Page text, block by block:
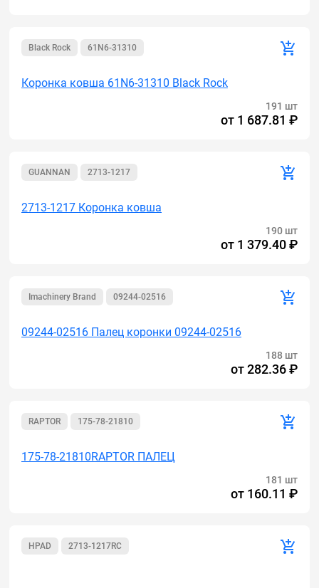
Black Rock 61N6-31310
Коронка ковша 61N6-31310 Black Rock
191 шт
от 1 687.81 ₽
GUANNAN 2713-1217
2713-1217 Коронка ковша
190 шт
от 1 379.40 ₽
Imachinery Brand 09244-02516
09244-02516 Палец коронки 09244-02516
188 шт
от282.36 ₽
RAPTOR 175-78-21810
175-78-21810RAPTOR ПАЛЕЦ
181 шт
от 160.11 ₽
HPAD 2713-1217RC